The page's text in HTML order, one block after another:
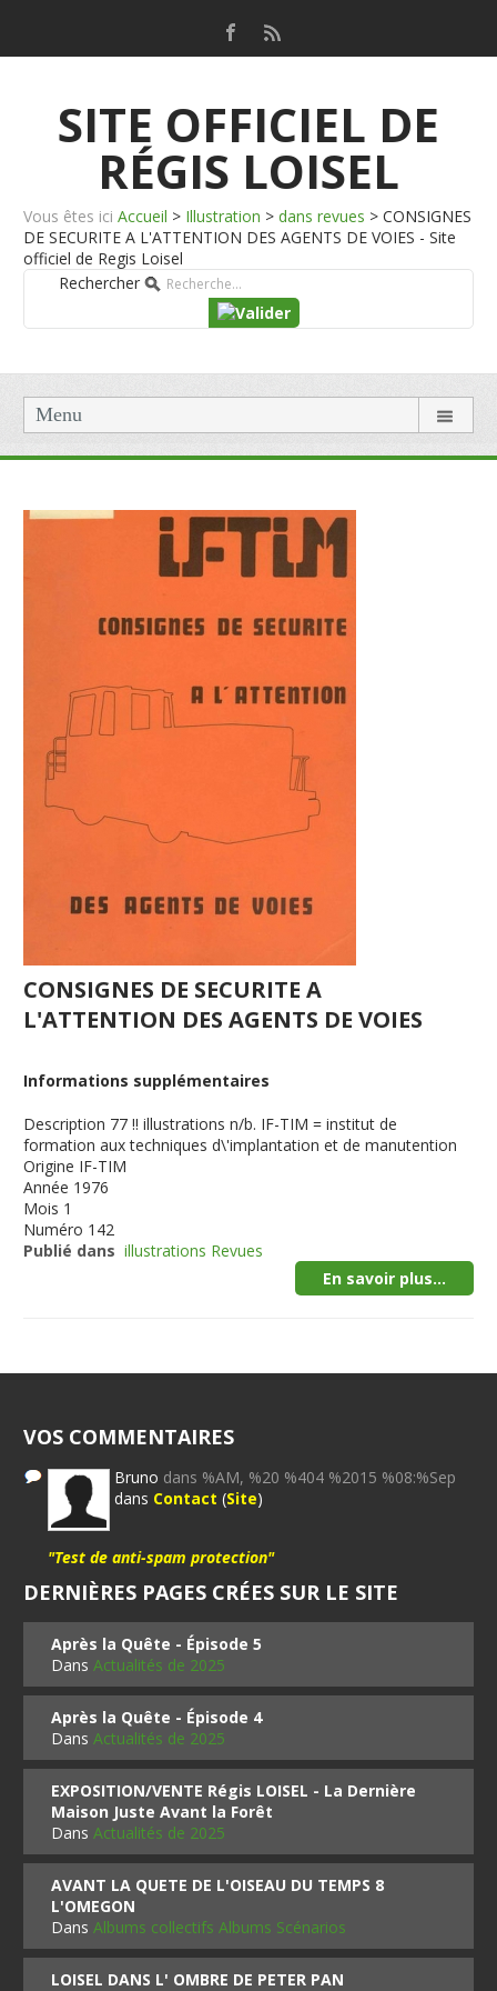
SITE OFFICIEL DE
RÉGIS LOISEL
Vous êtes ici Accueil > Illustration > dans revues > CONSIGNES
DE SECURITE A L'ATTENTION DES AGENTS DE VOIES - Site
officiel de Regis Loisel
Rechercher
Menu
CONSIGNES DE SECURITE A
L'ATTENTION DES AGENTS DE VOIES
Informations supplémentaires
Description 77 !! illustrations n/b. IF-TIM = institut de
formation aux techniques d\'implantation et de manutention
Origine IF-TIM
Année 1976
Mois 1
Numéro 142
Publié dans illustrations Revues
En savoir plus...
VOS COMMENTAIRES
Bruno dans %AM, %20 %404 %2015 %08:%Sep
dans Contact (Site)
"Test de anti-spam protection"
DERNIÈRES PAGES CRÉES SUR LE SITE
Après la Quête - Épisode 5
DansActualités de 2025
Après la Quête - Épisode 4
DansActualités de 2025
EXPOSITION/VENTE Régis LOISEL - La Dernière
Maison Juste Avant la Forêt
DansActualités de 2025
AVANT LA QUETE DE L'OISEAU DU TEMPS 8
L'OMEGON
DansAlbums collectifs Albums Scénarios
LOISEL DANS L' OMBRE DE PETER PAN